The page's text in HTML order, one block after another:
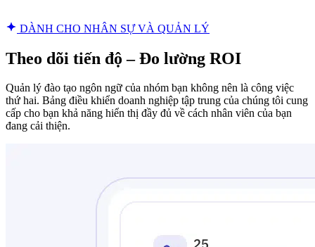
DÀNH CHO NHÂN SỰ VÀ QUẢN LÝ
Theo dõi tiến độ – Đo lường ROI
Quản lý đào tạo ngôn ngữ của nhóm bạn không nên là công việc
thứ hai. Bảng điều khiển doanh nghiệp tập trung của chúng tôi cung
cấp cho bạn khả năng hiển thị đầy đủ về cách nhân viên của bạn
đang cải thiện.